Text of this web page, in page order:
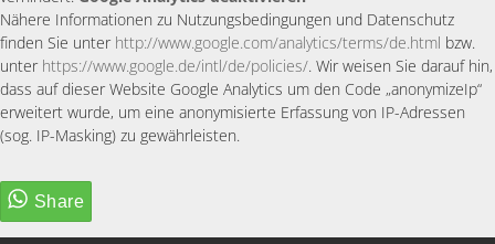
Nähere Informationen zu Nutzungsbedingungen und Datenschutz
finden Sie unter http://www.google.com/analytics/terms/de.html bzw.
unter https://www.google.de/intl/de/policies/. Wir weisen Sie darauf hin,
dass auf dieser Website Google Analytics um den Code „anonymizeIp“
erweitert wurde, um eine anonymisierte Erfassung von IP-Adressen
(sog. IP-Masking) zu gewährleisten.